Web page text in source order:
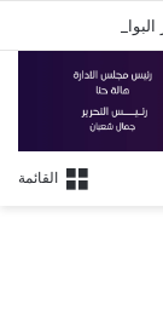
القائمة